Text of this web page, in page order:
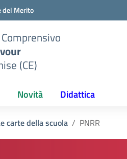
del Merito
(CE)
Novità Didattica
carte della scuola PNRR